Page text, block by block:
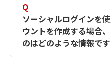
す。詳しい作成方法
何ですか？Canon
ださい。
Q
ソーシャルログインを
ウントを作成する場合
のはどのような情報で